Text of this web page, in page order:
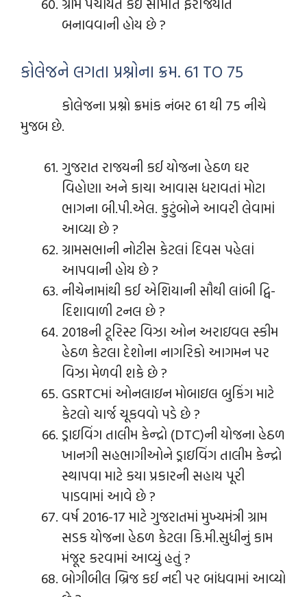
બનાવવાની હોય છે ?
કોલેજને લગતા પ્રશ્નોના ક્રમ. 61 TO 75
કોલેજના પ્રશ્નો ક્રમાંક નંબર 61 થી 75 નીચે
મુજબ છે.
ગુજરાત રાજયની કઈ યોજના હેઠળ ઘર
વિહોણા અને કાચા આવાસ ધરાવતાં મોટા
ભાગના બી.પી.એલ. કુટુંબોને આવરી લેવામાં
આવ્યા છે ?
ગ્રામસભાની નોટીસ કેટલાં દિવસ પહેલાં
આપવાની હોય છે ?
નીચેનામાંથી કઈ એશિયાની સૌથી લાંબી દ્વિ-
દિશાવાળી ટનલ છે ?
2018ની ટૂરિસ્ટ વિઝા ઓન અરાઇવલ સ્કીમ
હેઠળ કેટલા દેશોના નાગરિકો આગમન પર
વિઝા મેળવી શકે છે ?
GSRTCમાં ઓનલાઇન મોબાઇલ બુકિંગ માટે
કેટલો ચાર્જ ચૂકવવો પડે છે ?
ડ્રાઇવિંગ તાલીમ કેન્દ્રો (DTC)ની યોજના હેઠળ
ખાનગી સહભાગીઓને ડ્રાઇવિંગ તાલીમ કેન્દ્રો
સ્થાપવા માટે કયા પ્રકારની સહાય પૂરી
પાડવામાં આવે છે ?
વર્ષ 2016-17 માટે ગુજરાતમાં મુખ્યમંત્રી ગ્રામ
સડક યોજના હેઠળ કેટલા કિ.મી.સુધીનું કામ
મંજૂર કરવામાં આવ્યું હતું ?
બોગીબીલ બ્રિજ કઈ નદી પર બાંધવામાં આવ્યો